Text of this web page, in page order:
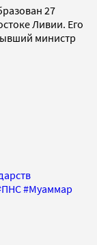
27
Ливии. Его
министр
ПНС#Муаммар